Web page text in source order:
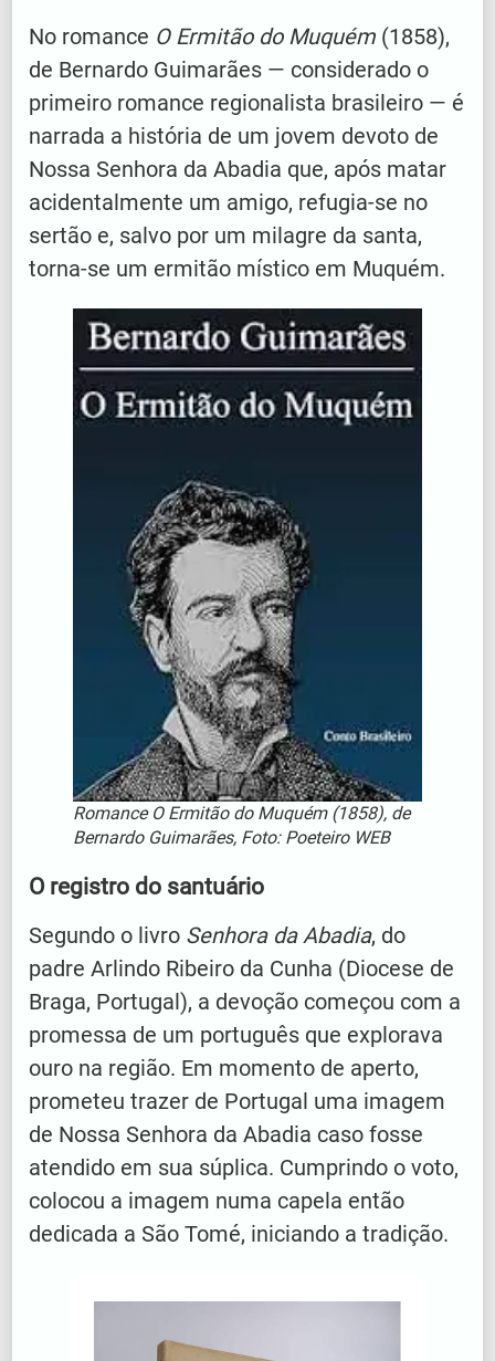
No romance O Ermitão do Muquém (1858),
de Bernardo Guimarães — considerado o
primeiro romance regionalista brasileiro — é
narrada a história de um jovem devoto de
Nossa Senhora da Abadia que, após matar
acidentalmente um amigo, refugia-se no
sertão e, salvo por um milagre da santa,
torna-se um ermitão místico em Muquém.
Romance O Ermitão do Muquém(1858), de
Bernardo Guimarães, Foto: Poeteiro WEB
O registro do santuário
Segundo o livro Senhora da Abadia, do
padre Arlindo Ribeiro da Cunha (Diocese de
Braga, Portugal), a devoção começou com a
promessa de um português que explorava
ouro na região. Em momento de aperto,
prometeu trazer de Portugal uma imagem
de Nossa Senhora da Abadia caso fosse
atendido em sua súplica. Cumprindo o voto,
colocou a imagem numa capela então
dedicada a São Tomé, iniciando a tradição.